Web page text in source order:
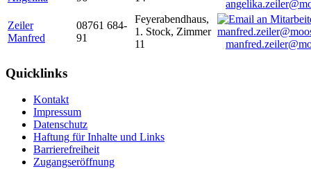
Zeiler
Manfred
08761 684-
91
Feyerabendhaus,
1. Stock, Zimmer
11
Quicklinks
Kontakt
Impressum
Datenschutz
Haftung für Inhalte und Links
Barrierefreiheit
Zugangseröffnung